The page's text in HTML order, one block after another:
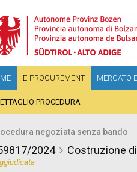
E-PROCUREMENT MERCATO
PROCEDURA
negoziata senza bando
2024 Costruzione